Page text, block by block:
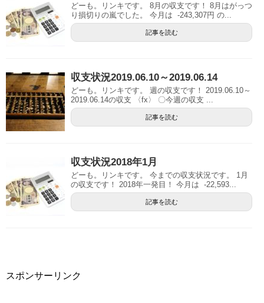
どーも。リンキです。 8月の収支です！ 8月はがっつ
り損切りの嵐でした。 今月は -243,307円 の...
記事を読む
収支状況2019.06.10～2019.06.14
どーも。リンキです。 週の収支です！ 2019.06.10～
2019.06.14の収支 〈fx〉 〇今週の収支 ...
記事を読む
収支状況2018年1月
どーも。リンキです。 今までの収支状況です。 1月
の収支です！ 2018年一発目！ 今月は -22,593...
記事を読む
スポンサーリンク